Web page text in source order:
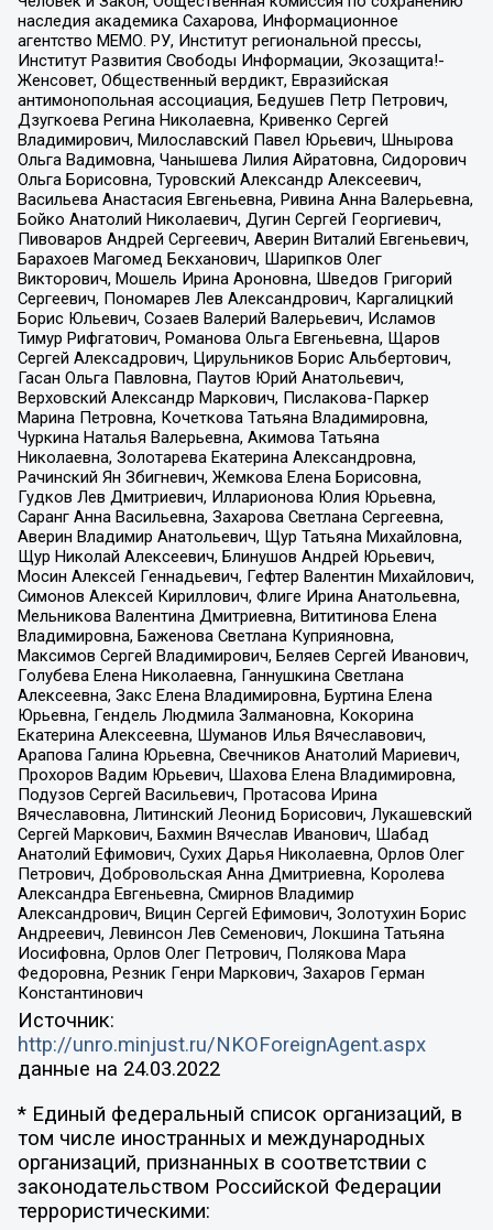
наследия академика Сахарова, Информационное
агентство МЕМО. РУ, Институт региональной прессы,
Институт Развития Свободы Информации, Экозащита!-
Женсовет, Общественный вердикт, Евразийская
антимонопольная ассоциация, Бедушев Петр Петрович,
Дзугкоева Регина Николаевна, Кривенко Сергей
Владимирович, Милославский Павел Юрьевич, Шнырова
Ольга Вадимовна, Чанышева Лилия Айратовна, Сидорович
Ольга Борисовна, Туровский Александр Алексеевич,
Васильева Анастасия Евгеньевна, Ривина Анна Валерьевна,
Бойко Анатолий Николаевич, Дугин Сергей Георгиевич,
Пивоваров Андрей Сергеевич, Аверин Виталий Евгеньевич,
Барахоев Магомед Бекханович, Шарипков Олег
Викторович, Мошель Ирина Ароновна, Шведов Григорий
Сергеевич, Пономарев Лев Александрович, Каргалицкий
Борис Юльевич, Созаев Валерий Валерьевич, Исламов
Тимур Рифгатович, Романова Ольга Евгеньевна, Щаров
Сергей Алексадрович, Цирульников Борис Альбертович,
Гасан Ольга Павловна, Паутов Юрий Анатольевич,
Верховский Александр Маркович, Пислакова-Паркер
Марина Петровна, Кочеткова Татьяна Владимировна,
Чуркина Наталья Валерьевна, Акимова Татьяна
Николаевна, Золотарева Екатерина Александровна,
Рачинский Ян Збигневич, Жемкова Елена Борисовна,
Гудков Лев Дмитриевич, Илларионова Юлия Юрьевна,
Саранг Анна Васильевна, Захарова Светлана Сергеевна,
Аверин Владимир Анатольевич, Щур Татьяна Михайловна,
Щур Николай Алексеевич, Блинушов Андрей Юрьевич,
Мосин Алексей Геннадьевич, Гефтер Валентин Михайлович,
Симонов Алексей Кириллович, Флиге Ирина Анатольевна,
Мельникова Валентина Дмитриевна, Вититинова Елена
Владимировна, Баженова Светлана Куприяновна,
Максимов Сергей Владимирович, Беляев Сергей Иванович,
Голубева Елена Николаевна, Ганнушкина Светлана
Алексеевна, Закс Елена Владимировна, Буртина Елена
Юрьевна, Гендель Людмила Залмановна, Кокорина
Екатерина Алексеевна, Шуманов Илья Вячеславович,
Арапова Галина Юрьевна, Свечников Анатолий Мариевич,
Прохоров Вадим Юрьевич, Шахова Елена Владимировна,
Подузов Сергей Васильевич, Протасова Ирина
Вячеславовна, Литинский Леонид Борисович, Лукашевский
Сергей Маркович, Бахмин Вячеслав Иванович, Шабад
Анатолий Ефимович, Сухих Дарья Николаевна, Орлов Олег
Петрович, Добровольская Анна Дмитриевна, Королева
Александра Евгеньевна, Смирнов Владимир
Александрович, Вицин Сергей Ефимович, Золотухин Борис
Андреевич, Левинсон Лев Семенович, Локшина Татьяна
Иосифовна, Орлов Олег Петрович, Полякова Мара
Федоровна, Резник Генри Маркович, Захаров Герман
Константинович
Источник:
http://unro.minjust.ru/NKOForeignAgent.aspx
данные на 24.03.2022
* Единый федеральный список организаций, в
том числе иностранных и международных
организаций, признанных в соответствии с
законодательством Российской Федерации
террористическими: